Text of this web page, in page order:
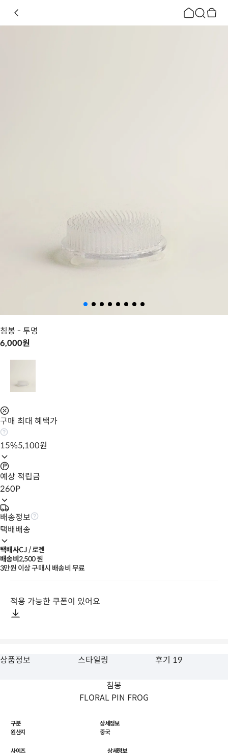
침봉 - 투명
6,000원
구매 최대 혜택가
15%5,100원
예상 적립금
260P
배송정보
택배배송
택배사CJ / 로젠
배송비2,500 원
3만원 이상 구매시 배송비 무료
적용 가능한 쿠폰이 있어요
상품정보 스타일링 후기 19
침봉
FLORAL PIN FROG
구분
상세정보
원산지
중국
사이즈
상세정보